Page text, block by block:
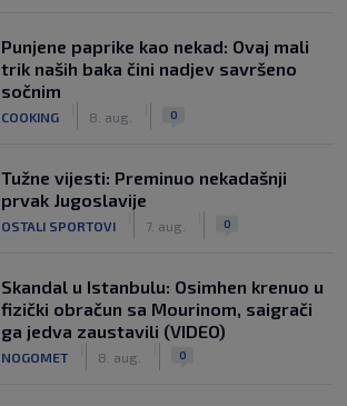
Punjene paprike kao nekad: Ovaj mali
trik naših baka čini nadjev savršeno
sočnim
COOKING 8. aug. 0
Tužne vijesti: Preminuo nekadašnji
prvak Jugoslavije
OSTALI SPORTOVI 7. aug. 0
Skandal u Istanbulu: Osimhen krenuo u
fizički obračun sa Mourinom, saigrači
ga jedva zaustavili (VIDEO)
NOGOMET 8. aug. 0